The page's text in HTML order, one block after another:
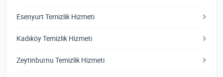
Esenyurt Temizlik Hizmeti
Kadıköy Temizlik Hizmeti
Zeytinburnu Temizlik Hizmeti